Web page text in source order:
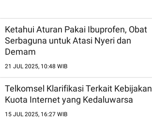
Ketahui Aturan Pakai Ibuprofen, Obat
Serbaguna untuk Atasi Nyeri dan
Demam
21 JUL 2025, 10:48 WIB
Telkomsel Klarifikasi Terkait Kebijakan
Kuota Internet yang Kedaluwarsa
15 JUL 2025, 16:27 WIB